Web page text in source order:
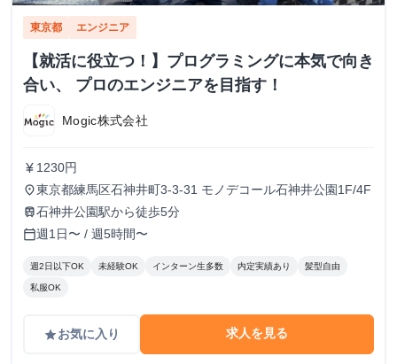
東京都 エンジニア
【就活に役立つ！】プログラミングに本気で向き
合い、 プロのエンジニアを目指す！
Mogic株式会社
currency_yen 1230円
place東京都練馬区石神井町3-3-31 モノデコール石神井公園1F/4F
train石神井公園駅から徒歩5分
calendar_today週1日〜 / 週5時間〜
週2日以下OK 未経験OK インターン生多数 内定実績あり 髪型自由
私服OK
gradeお気に入り 求人を見る